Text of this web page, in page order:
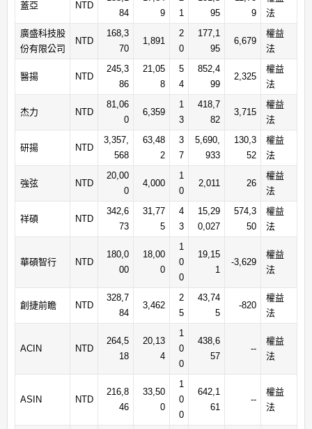
蓋亞 NTD
84
9
1
95
9
法
廣盛科技股
份有限公司
NTD
168,3
70
1,891
2
0
177,1
95
6,679
權益
法
醫揚 NTD
245,3
86
21,05
8
5
4
852,4
99
2,325
權益
法
杰力 NTD
81,06
0
6,359
1
3
418,7
82
3,715
權益
法
研揚 NTD
3,357,
568
63,48
2
3
7
5,690,
933
130,3
52
權益
法
強弦 NTD
20,00
0
4,000
1
0
2,011 26
權益
法
祥碩 NTD
342,6
73
31,77
5
4
3
15,29
0,027
574,3
50
權益
法
華碩智行 NTD
180,0
00
18,00
0
1
0
0
19,15
1
-3,629
權益
法
創捷前瞻 NTD
328,7
84
3,462
2
5
43,74
5
-820
權益
法
ACIN NTD
264,5
18
20,13
4
1
0
0
438,6
57
--
權益
法
ASIN NTD
216,8
46
33,50
0
1
0
0
642,1
61
--
權益
法